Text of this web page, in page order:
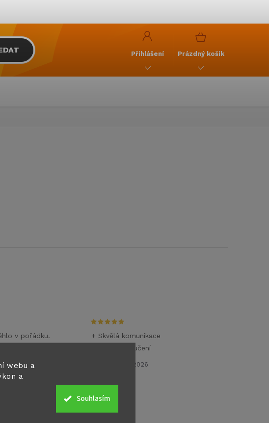
webu a
a
Souhlasím
Přihlášení
NÁKUPNÍ
Prázdný košík
v pořádku.
26.6.2026
+ Skvělá komunikace
+ Rychlé doručení